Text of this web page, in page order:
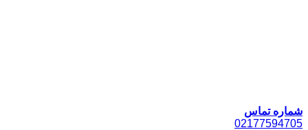
شماره تماس
02177594705